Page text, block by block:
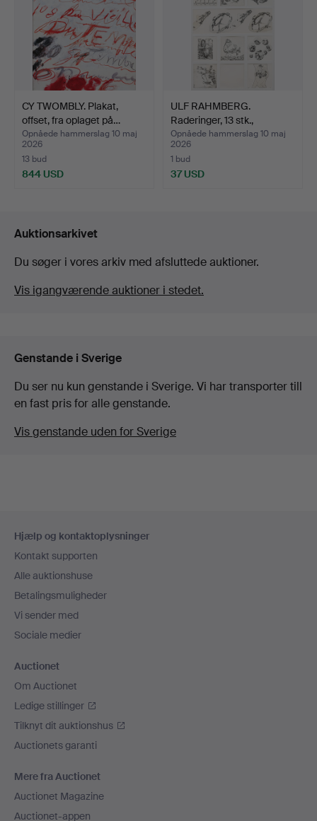
CY TWOMBLY. Plakat,
offset, fra oplaget på…
Opnåede hammerslag 10 maj
2026
13 bud
844 USD
ULF RAHMBERG.
Raderinger, 13 stk.,
signere…
Opnåede hammerslag 10 maj
2026
1 bud
37 USD
Auktionsarkivet
Du søger i vores arkiv med afsluttede auktioner.
Vis igangværende auktioner i stedet.
Genstande i Sverige
Du ser nu kun genstande i Sverige. Vi har transporter till
en fast pris for alle genstande.
Vis genstande uden for Sverige
Hjælp og kontaktoplysninger
Kontakt supporten
Alle auktionshuse
Betalingsmuligheder
Vi sender med
Sociale medier
Auctionet
Om Auctionet
Ledige stillinger
Tilknyt dit auktionshus
Auctionets garanti
Mere fra Auctionet
Auctionet Magazine
Auctionet-appen